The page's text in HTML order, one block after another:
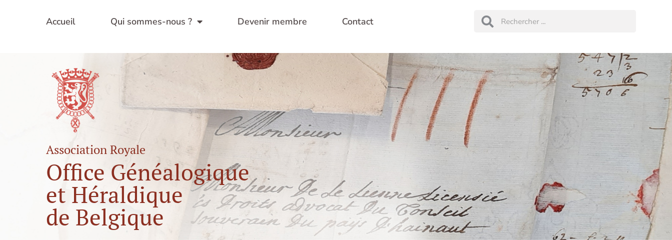
Accueil Qui sommes-nous ? Devenir membre Contact
RechercherRechercher
Association Royale
Office Généalogique
et Héraldique
de Belgique